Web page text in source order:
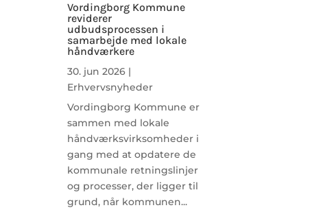
Vordingborg Kommune
reviderer
udbudsprocessen i
samarbejde med lokale
håndværkere
30. jun 2026|
Erhvervsnyheder
Vordingborg Kommune er
sammen med lokale
håndværksvirksomheder i
gang med at opdatere de
kommunale retningslinjer
og processer, der ligger til
grund, når kommunen...